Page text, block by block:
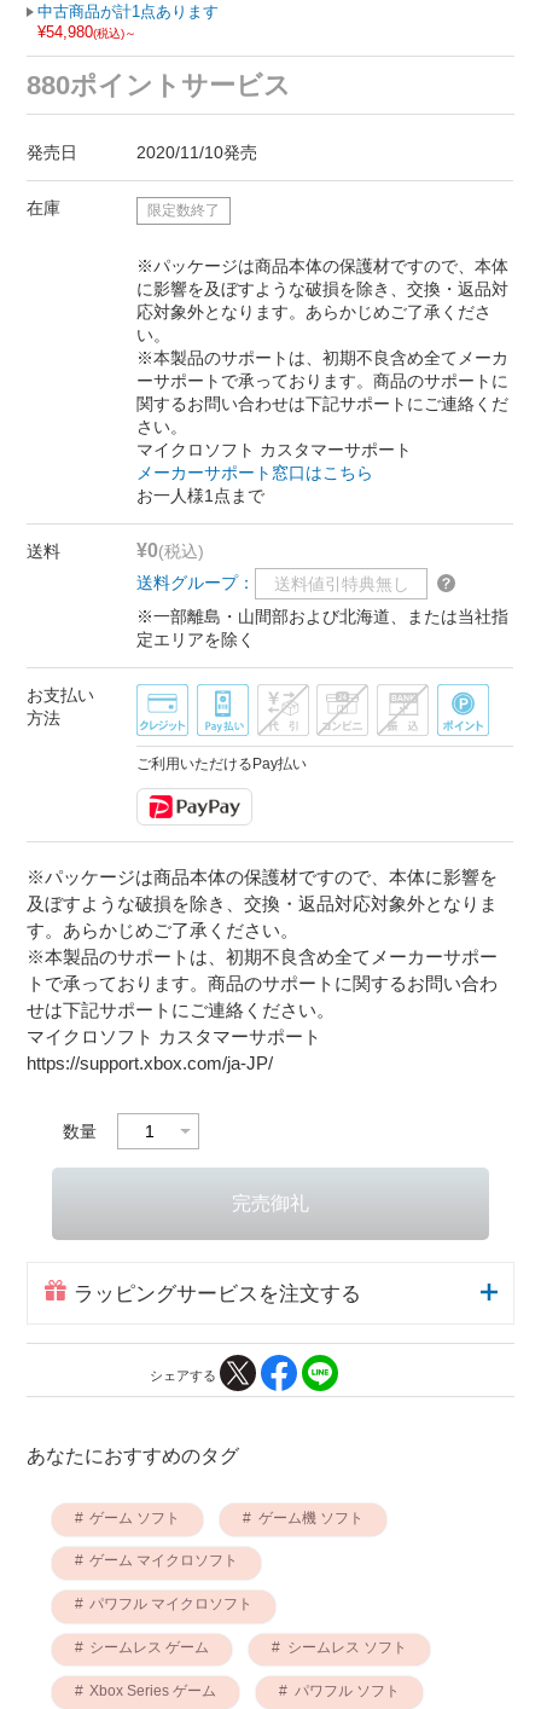
中古商品が計1点あります
¥54,980(税込)～
880ポイントサービス
発売日 2020/11/10発売
在庫 限定数終了
※パッケージは商品本体の保護材ですので、本体
に影響を及ぼすような破損を除き、交換・返品対
応対象外となります。あらかじめご了承くださ
い。
※本製品のサポートは、初期不良含め全てメーカ
ーサポートで承っております。商品のサポートに
関するお問い合わせは下記サポートにご連絡くだ
さい。
マイクロソフト カスタマーサポート
メーカーサポート窓口はこちら
お一人様1点まで
送料 ¥0(税込)
送料グループ：
送料値引特典無し
※一部離島・山間部および北海道、または当社指
定エリアを除く
お支払い
方法
ご利用いただけるPay払い
※パッケージは商品本体の保護材ですので、本体に影響を
及ぼすような破損を除き、交換・返品対応対象外となりま
す。あらかじめご了承ください。
※本製品のサポートは、初期不良含め全てメーカーサポー
トで承っております。商品のサポートに関するお問い合わ
せは下記サポートにご連絡ください。
マイクロソフト カスタマーサポート
https://support.xbox.com/ja-JP/
数量
ラッピングサービスを注文する
シェアする
あなたにおすすめのタグ
ゲーム ソフト ゲーム機 ソフト
ゲーム マイクロソフト
パワフル マイクロソフト
シームレス ゲーム シームレス ソフト
Xbox Series ゲーム パワフル ソフト